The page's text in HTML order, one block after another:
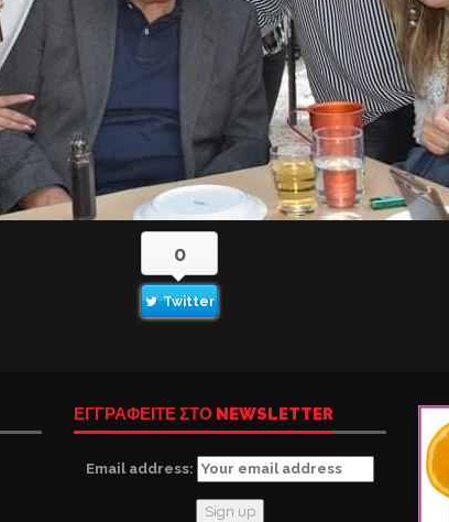
0
Twitter
ΕΓΓΡΑΦΕΙΤΕ ΣΤΟ NEWSLETTER
Email address: